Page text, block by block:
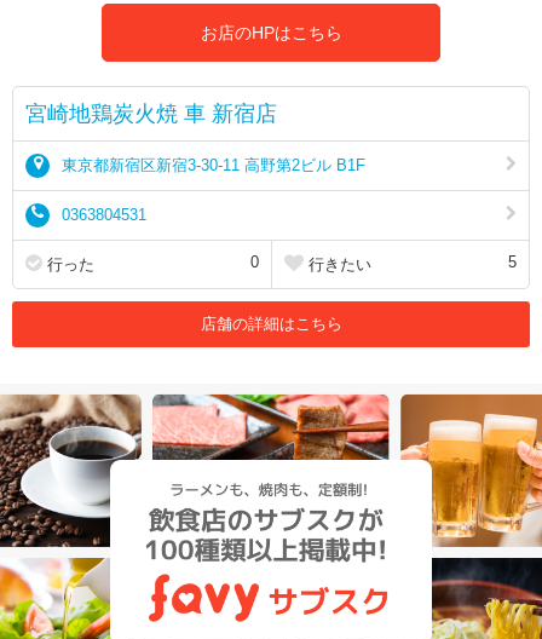
お店のHPはこちら
宮崎地鶏炭火焼 車 新宿店
東京都新宿区新宿3-30-11 高野第2ビル B1F
0363804531
行った 0 行きたい 5
店舗の詳細はこちら